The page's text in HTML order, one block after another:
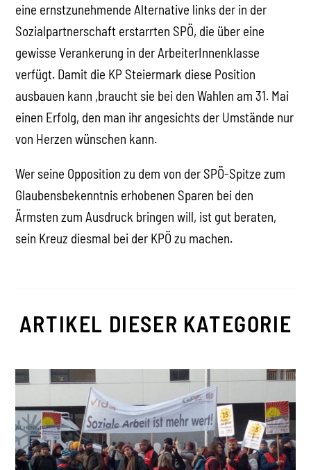
eine ernstzunehmende Alternative links der in der
Sozialpartnerschaft erstarrten SPÖ, die über eine
gewisse Verankerung in der ArbeiterInnenklasse
verfügt. Damit die KP Steiermark diese Position
ausbauen kann ,braucht sie bei den Wahlen am 31. Mai
einen Erfolg, den man ihr angesichts der Umstände nur
von Herzen wünschen kann.
Wer seine Opposition zu dem von der SPÖ-Spitze zum
Glaubensbekenntnis erhobenen Sparen bei den
Ärmsten zum Ausdruck bringen will, ist gut beraten,
sein Kreuz diesmal bei der KPÖ zu machen.
ARTIKEL DIESER KATEGORIE